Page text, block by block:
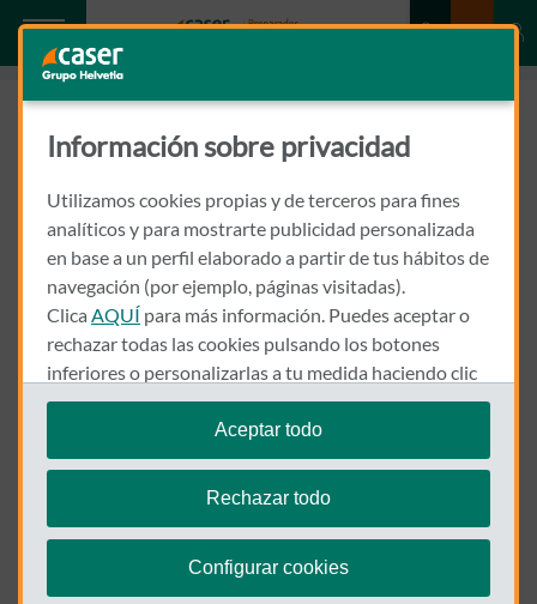
Clínica Dental Caser Valladolid - Miguel Iscar
C/ Miguel Íscar 4 - 47001 Valladolid
Información sobre privacidad
Utilizamos cookies propias y de terceros para fines
analíticos y para mostrarte publicidad personalizada
en base a un perfil elaborado a partir de tus hábitos de
navegación (por ejemplo, páginas visitadas).
Clica AQUÍ para más información. Puedes aceptar o
rechazar todas las cookies pulsando los botones
inferiores o personalizarlas a tu medida haciendo clic
en"configurar cookies".
Te recordamos que puedes modificar tus ajustes de
cookies en cualquier momento en la sección
Aceptar todo
Rechazar todo
Configurar cookies